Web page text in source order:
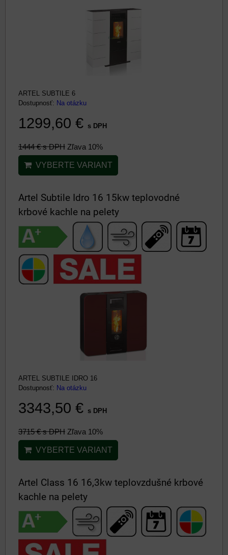
ARTEL SUBTILE 6
Dostupnosť: Na otázku
1299,60 € s DPH
1444 €s DPH Zľava 10%
VYBERTE VARIANT
Artel Subtile Idro 16 15kw teplovodné
krbové kachle na pelety
ARTEL SUBTILE IDRO 16
Dostupnosť: Na otázku
3343,50 € s DPH
3715 €s DPH Zľava 10%
VYBERTE VARIANT
Artel Class 16 16,3kw teplovzdušné krbové
kachle na pelety